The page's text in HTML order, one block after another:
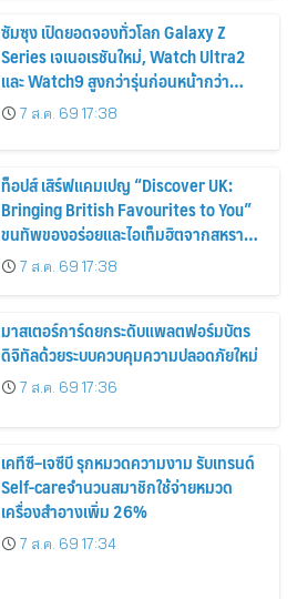
ซัมซุง เปิดยอดจองทั่วโลก Galaxy Z
Series เจเนอเรชันใหม่, Watch Ultra2
และ Watch9 สูงกว่ารุ่นก่อนหน้ากว่า
30%7 ส.ค. 69 17:38
ท็อปส์ เสิร์ฟแคมเปญ “Discover UK:
Bringing British Favourites to You”
ขนทัพของอร่อยและไอเท็มฮิตจากสหราช
อาณาจักร ส่งตรงถึงมือตั้งแต่วันนี้ – 18
สิงหาคมนี้
7 ส.ค. 69 17:38
มาสเตอร์การ์ดยกระดับแพลตฟอร์มบัตร
ดิจิทัลด้วยระบบควบคุมความปลอดภัยใหม่
7 ส.ค. 69 17:36
เคทีซี–เจซีบี รุกหมวดความงาม รับเทรนด์
Self-careจำนวนสมาชิกใช้จ่ายหมวด
เครื่องสำอางเพิ่ม 26%
7 ส.ค. 69 17:34